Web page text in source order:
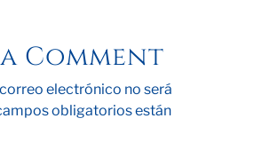
Comment
electrónico no será
obligatorios están